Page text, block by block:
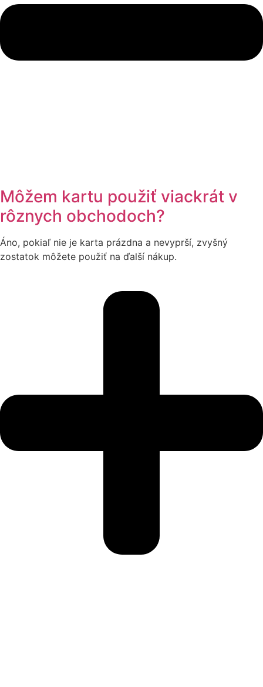
Môžem kartu použiť viackrát v
rôznych obchodoch?
Áno, pokiaľ nie je karta prázdna a nevyprší, zvyšný
zostatok môžete použiť na ďalší nákup.